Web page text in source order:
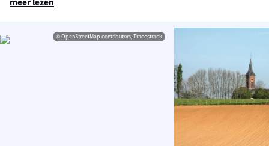
meer lezen
© OpenStreetMap contributors, Tracestrack